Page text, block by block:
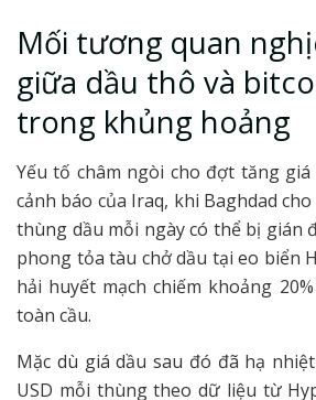
Mối tương quan
giữa dầu thô và
trong khủng hoảng
Yếu tố châm ngòi cho đợt tăng
cảnh báo của Iraq, khi Baghdad
thùng dầu mỗi ngày có thể bị gián
phong tỏa tàu chở dầu tại eo biển
hải huyết mạch chiếm khoảng
toàn cầu.
Mặc dù giá dầu sau đó đã hạ
USD mỗi thùng theo dữ liệu từ